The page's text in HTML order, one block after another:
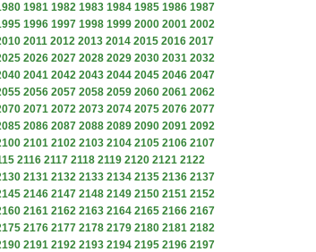
1981 1982 1983 1984 1985 1986 1987
1996 1997 1998 1999 2000 2001 2002
2011 2012 2013 2014 2015 2016 2017
2026 2027 2028 2029 2030 2031 2032
2041 2042 2043 2044 2045 2046 2047
2056 2057 2058 2059 2060 2061 2062
2071 2072 2073 2074 2075 2076 2077
2086 2087 2088 2089 2090 2091 2092
2101 2102 2103 2104 2105 2106 2107
2116 2117 2118 2119 2120 2121 2122
2131 2132 2133 2134 2135 2136 2137
2146 2147 2148 2149 2150 2151 2152
2161 2162 2163 2164 2165 2166 2167
2176 2177 2178 2179 2180 2181 2182
2191 2192 2193 2194 2195 2196 2197